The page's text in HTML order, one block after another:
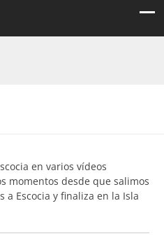
en varios vídeos
momentos desde que salimos
a Escocia y finaliza en la Isla